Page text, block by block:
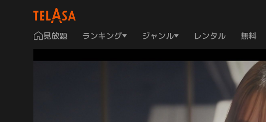
見放題 ランキング ジャンル レンタル 無料